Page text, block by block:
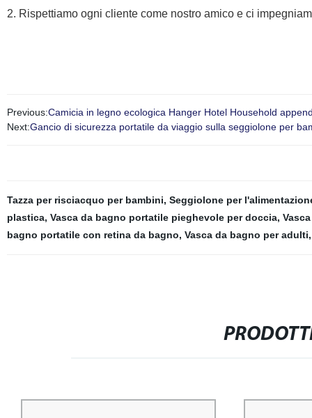
2. Rispettiamo ogni cliente come nostro amico e ci
Previous:Camicia in legno ecologica Hanger Hotel Household
Next:Gancio di sicurezza portatile da viaggio sulla seggiolone per
Tazza per risciacquo per bambini, Seggiolone per
plastica, Vasca da bagno portatile pieghevole per doccia,
bagno portatile con retina da bagno, Vasca da bagno per adulti,